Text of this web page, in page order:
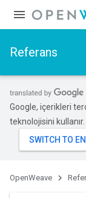
Referans
Google, içerikleri
teknolojisini
OpenWeave